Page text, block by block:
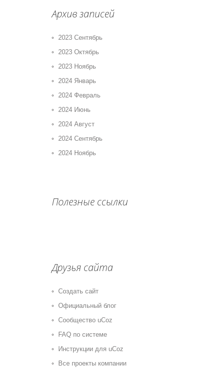
Архив записей
2023 Сентябрь
2023 Октябрь
2023 Ноябрь
2024 Январь
2024 Февраль
2024 Июнь
2024 Август
2024 Сентябрь
2024 Ноябрь
Полезные ссылки
Друзья сайта
Создать сайт
Официальный блог
Сообщество uCoz
FAQ по системе
Инструкции для uCoz
Все проекты компании